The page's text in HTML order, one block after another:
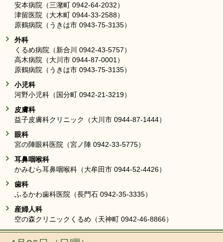
安本病院（三潴町 0942-64-2032）
津留医院（大木町 0944-33-2588）
原鶴病院（うきは市 0943-75-3135）
外科
くるめ病院（新合川 0942-43-5757）
高木病院（大川市 0944-87-0001）
原鶴病院（うきは市 0943-75-3135）
小児科
河野小児科（国分町 0942-21-3219）
皮膚科
益子皮膚科クリニック（大川市 0944-87-1444）
眼科
宮の陣眼科医院（宮ノ陣 0942-33-5775）
耳鼻咽喉科
かみむら耳鼻咽喉科（大牟田市 0944-52-4426）
歯科
ふるかわ歯科医院（長門石 0942-35-3335）
産婦人科
空の森クリニックくるめ（天神町 0942-46-8866）